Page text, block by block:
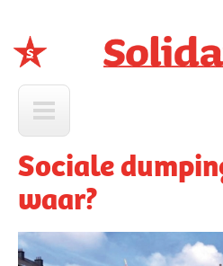
Sociale
waar?